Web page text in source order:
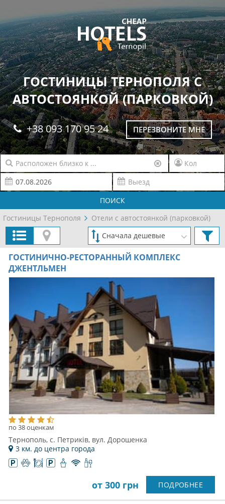
ГОСТИНИЦЫ ТЕРНОПОЛЯ С
АВТОСТОЯНКОЙ (ПАРКОВКОЙ)
+38 093 170 95 24 ПЕРЕЗВОНИТЕ МНЕ
ПОИСК
Гостиницы Тернополя
Отели с автостоянкой (парковкой)
ГОСТИНИЧНО-РЕСТОРАННЫЙ КОМПЛЕКС
ДЖЕНТЛЬМЕН
по 38 оценкам
Тернополь, с. Петриків, вул. Дорошенка
3 км. до центра города
от 300 грн ПОДРОБНЕЕ